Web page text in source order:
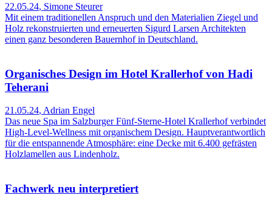
22.05.24, Simone Steurer
Mit einem traditionellen Anspruch und den Materialien Ziegel und
Holz rekonstruierten und erneuerten Sigurd Larsen Architekten
einen ganz besonderen Bauernhof in Deutschland.
Organisches Design im Hotel Krallerhof von Hadi
Teherani
21.05.24, Adrian Engel
Das neue Spa im Salzburger Fünf-Sterne-Hotel Krallerhof verbindet
High-Level-Wellness mit organischem Design. Hauptverantwortlich
für die entspannende Atmosphäre: eine Decke mit 6.400 gefrästen
Holzlamellen aus Lindenholz.
Fachwerk neu interpretiert